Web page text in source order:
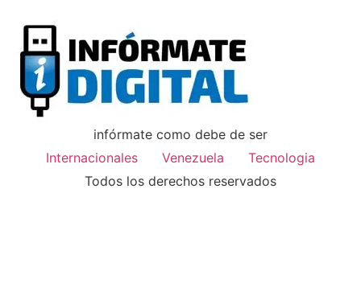
infórmate como debe de ser
Internacionales
Venezuela
Tecnologia
Todos los derechos reservados